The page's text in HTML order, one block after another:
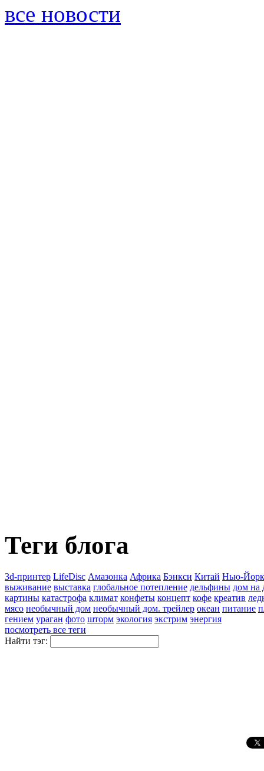
все новости
Теги блога
3d-принтер LifeDisc Амазонка Африка Бэнкси Китай Нью-Йорк
выживание выставка глобальное потепление дельфины дом на
картины катастрофа климат конфеты концепт кофе креатив
мясо необычный дом необычный дом. трейлер океан питание
гением ураган фото шторм экология экстрим энергия
посмотреть все теги
Найти тэг: